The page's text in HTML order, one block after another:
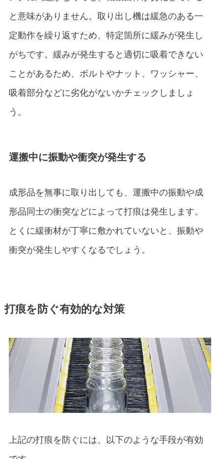
と意味がありません。取り出し機は緩急のある一
定動作を繰り返すため、特定箇所に緩みが発生し
がちです。緩みが発生すると適切に吸着できない
ことがあるため、ボルトやナット、ワッシャー、
吸着部分などに劣化がないかチェックしましょ
う。
運搬中に振動や衝突が発生する
成形品を無事に取り出しても、運搬中の振動や成
形品同士の衝突などによって打痕は発生します。
とくに緩衝材が丁寧に敷かれていないと、振動や
衝突が発生しやすくなるでしょう。
打痕を防ぐ有効的な対策
上記の打痕を防ぐには、以下のような手段が有効